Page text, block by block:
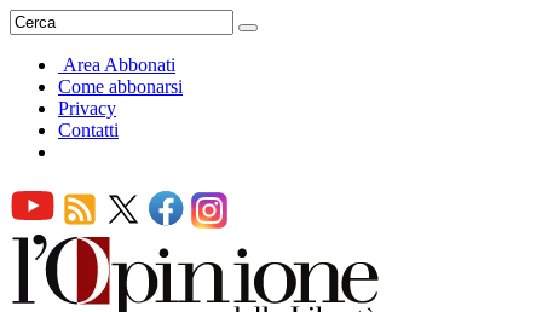
Area Abbonati
Come abbonarsi
Privacy
Contatti